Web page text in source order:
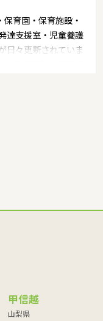
育園・保育施設・
達支援室・児童養護
日々更新されていま
甲信越
山梨県